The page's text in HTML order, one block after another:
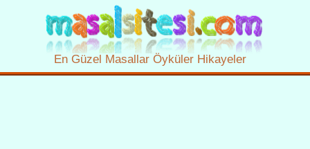
En Güzel Masallar Öyküler Hikayeler